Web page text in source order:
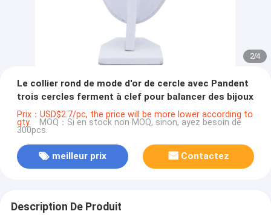
2/4
Le collier rond de mode d'or de cercle avec Pandent
trois cercles ferment à clef pour balancer des bijoux
Prix：USD$2.7/pc, the price will be more lower according to
qty. MOQ：Si en stock non MOQ, sinon, ayez besoin de
300pcs.
meilleur prix Contactez
Description De Produit